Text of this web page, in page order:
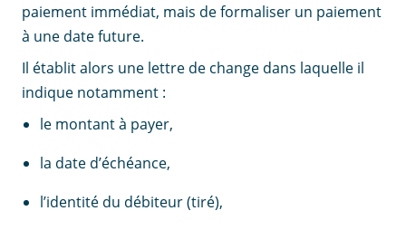
paiement immédiat, mais de formaliser un paiement
à une date future.
Il établit alors une lettre de change dans laquelle il
indique notamment :
le montant à payer,
la date d’échéance,
l’identité du débiteur (tiré),